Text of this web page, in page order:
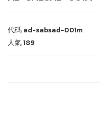
代碼ad-sabsad-001m
人氣189